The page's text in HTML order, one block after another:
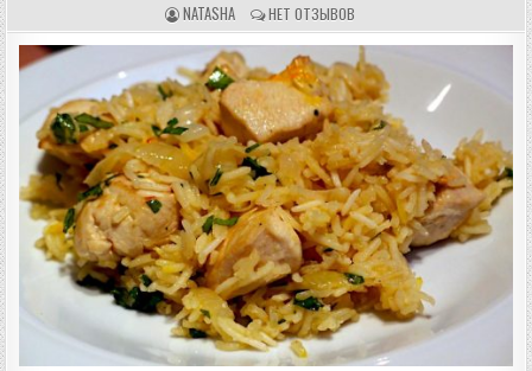
А
В
Т
О
Р
Р
Е
Ц
Е
П
Т
А
:
NATASHA О
Т
З
В
Ы
:
НЕТ ОТЗЫВОВ